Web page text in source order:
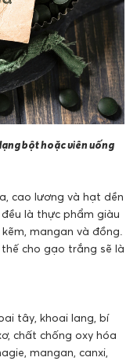
bột hoặc viên uống
cao lương và hạt dền
đều là thực phẩm giàu
mangan và đồng.
cho gạo trắng sẽ là
tây, khoai lang, bí
chất chống oxy hóa
mangan, canxi,